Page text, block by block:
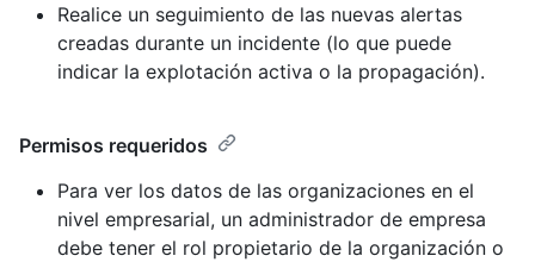
Realice un seguimiento de las nuevas alertas
creadas durante un incidente (lo que puede
indicar la explotación activa o la propagación).
Permisos requeridos
Para ver los datos de las organizaciones en el
nivel empresarial, un administrador de empresa
debe tener el rol propietario de la organización o